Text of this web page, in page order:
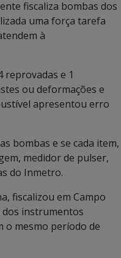
fiscaliza bombas dos
uma força tarefa
à
reprovadas e 1
ou deformações e
apresentou erro
bombas e se cada item,
medidor de pulser,
do Inmetro.
fiscalizou em Campo
dos instrumentos
o mesmo período de